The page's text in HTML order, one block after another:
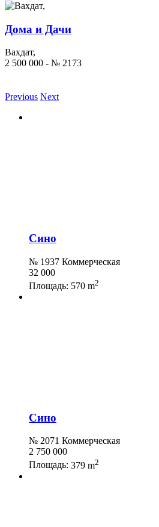
Дома и Дачи
Вахдат,
2 500 000 - № 2173
Previous Next
Сино
№ 1937 Коммерческая
32 000
Площадь: 570 m2
Сино
№ 2071 Коммерческая
2 750 000
Площадь: 379 m2